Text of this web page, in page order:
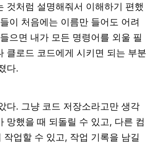
것처럼 설명해줘서 이해하기 편했
이 처음에는 이름만 들어도 어려
으면 내가 모든 명령어를 외울 필
클로드 코드에게 시키면 되는 부분
다.
다. 그냥 코드 저장소라고만 생각
망했을 때 되돌릴 수 있고, 다른 컴
작업할 수 있고, 작업 기록을 남길